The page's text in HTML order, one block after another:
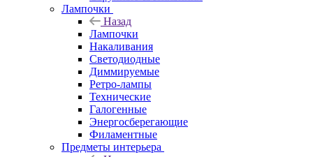
Лампочки
Назад
Лампочки
Накаливания
Светодиодные
Диммируемые
Ретро-лампы
Технические
Галогенные
Энергосберегающие
Филаментные
Предметы интерьера